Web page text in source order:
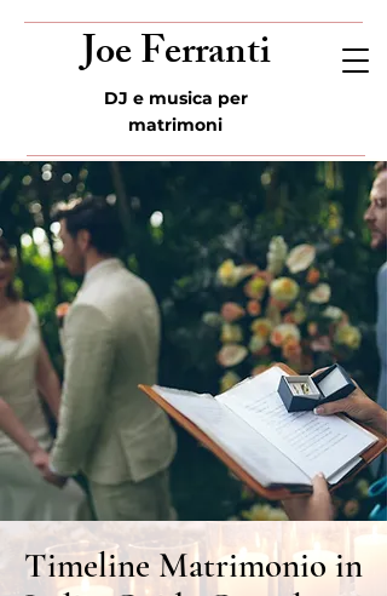
Joe Ferranti
DJ e musica per
matrimoni
Timeline Matrimonio in